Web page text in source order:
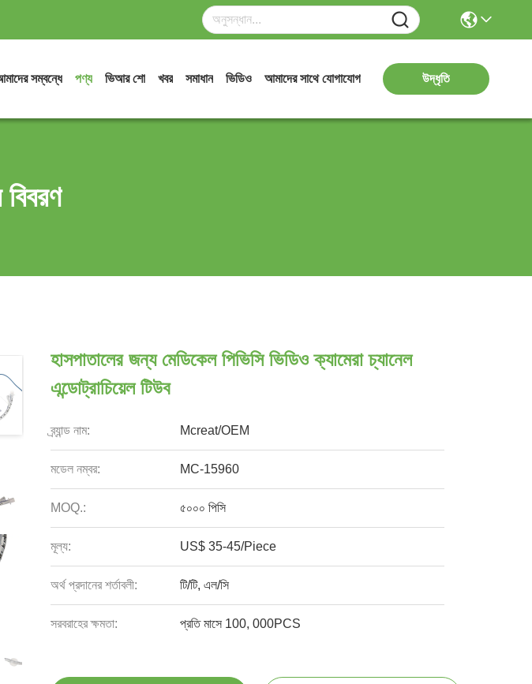
সম্বন্ধে পণ্য ভিআর শো খবর সমাধান ভিডিও আমাদের সাথে যোগাযোগ উদ্ধৃতি
হাসপাতালের জন্য মেডিকেল পিভিসি ভিডিও ক্যামেরা চ্যানেল
এন্ডোট্রাচিয়েল টিউব
ব্র্যান্ড নাম: Mcreat/OEM
মডেল নম্বর: MC-15960
MOQ.: ৫০০০ পিসি
মূল্য: US$ 35-45/Piece
অর্থ প্রদানের শর্তাবলী: টি/টি, এল/সি
সরবরাহের ক্ষমতা: প্রতি মাসে 100, 000PCS